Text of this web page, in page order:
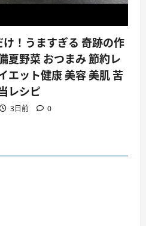
！うますぎる 奇跡の作
夏野菜 おつまみ 節約レ
エット健康 美容 美肌 苦
レシピ
3日前 0